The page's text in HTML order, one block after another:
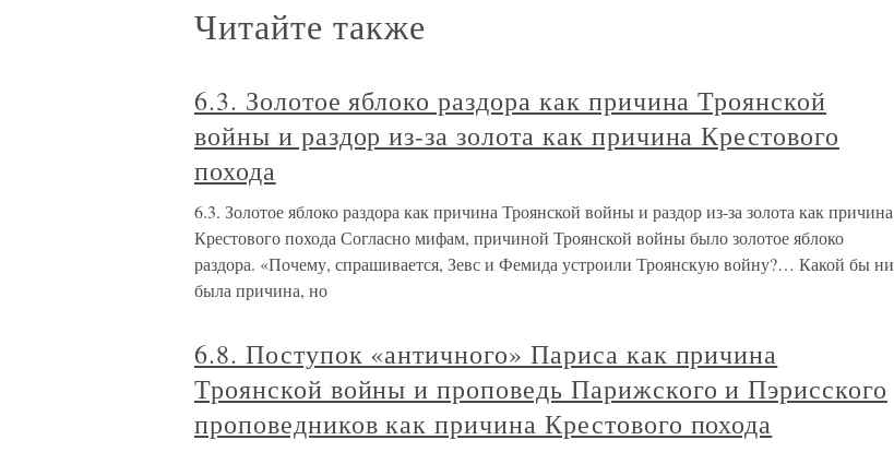
Читайте также
6.3. Золотое яблоко раздора как причина Троянской
войны и раздор из-за золота как причина Крестового
похода
6.3. Золотое яблоко раздора как причина Троянской войны и раздор из-за золота как причина
Крестового похода Согласно мифам, причиной Троянской войны было золотое яблоко
раздора. «Почему, спрашивается, Зевс и Фемида устроили Троянскую войну?… Какой бы ни
была причина, но
6.8. Поступок «античного» Париса как причина
Троянской войны и проповедь Парижского и Пэрисского
проповедников как причина Крестового похода